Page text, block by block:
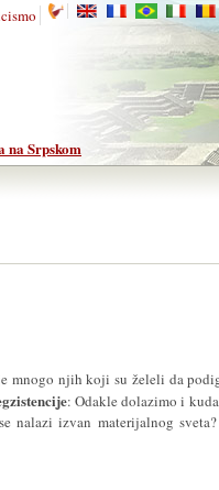
mnogo njih koji su želeli da
: Odakle dolazimo i
nalazi izvan materijalnog